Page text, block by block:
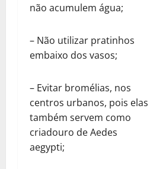
não acumulem água;
– Não utilizar pratinhos
embaixo dos vasos;
– Evitar bromélias, nos
centros urbanos, pois elas
também servem como
criadouro de Aedes
aegypti;